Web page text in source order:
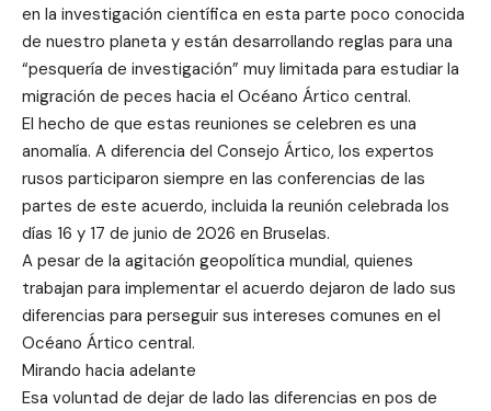
en la investigación científica en esta parte poco conocida
de nuestro planeta y están desarrollando reglas para una
“pesquería de investigación” muy limitada para estudiar la
migración de peces hacia el Océano Ártico central.
El hecho de que estas reuniones se celebren es una
anomalía. A diferencia del Consejo Ártico, los expertos
rusos participaron siempre en las conferencias de las
partes de este acuerdo, incluida la reunión celebrada los
días 16 y 17 de junio de 2026 en Bruselas.
A pesar de la agitación geopolítica mundial, quienes
trabajan para implementar el acuerdo dejaron de lado sus
diferencias para perseguir sus intereses comunes en el
Océano Ártico central.
Mirando hacia adelante
Esa voluntad de dejar de lado las diferencias en pos de